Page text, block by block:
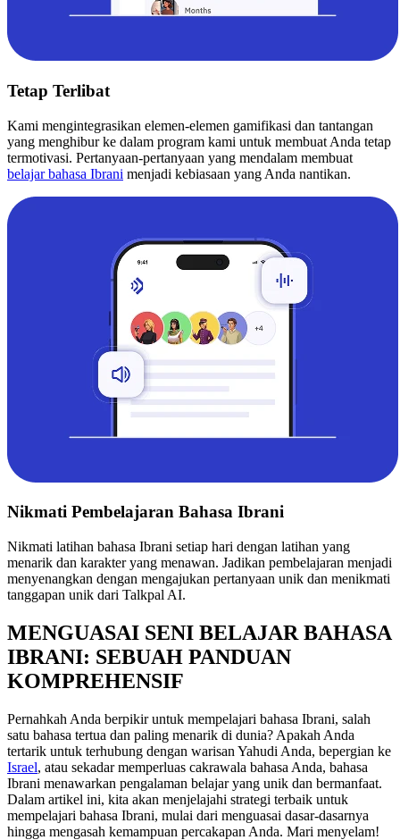
Tetap Terlibat
Kami mengintegrasikan elemen-elemen gamifikasi dan tantangan
yang menghibur ke dalam program kami untuk membuat Anda tetap
termotivasi. Pertanyaan-pertanyaan yang mendalam membuat
belajar bahasa Ibrani menjadi kebiasaan yang Anda nantikan.
Nikmati Pembelajaran Bahasa Ibrani
Nikmati latihan bahasa Ibrani setiap hari dengan latihan yang
menarik dan karakter yang menawan. Jadikan pembelajaran menjadi
menyenangkan dengan mengajukan pertanyaan unik dan menikmati
tanggapan unik dari Talkpal AI.
MENGUASAI SENI BELAJAR BAHASA
IBRANI: SEBUAH PANDUAN
KOMPREHENSIF
Pernahkah Anda berpikir untuk mempelajari bahasa Ibrani, salah
satu bahasa tertua dan paling menarik di dunia? Apakah Anda
tertarik untuk terhubung dengan warisan Yahudi Anda, bepergian ke
Israel, atau sekadar memperluas cakrawala bahasa Anda, bahasa
Ibrani menawarkan pengalaman belajar yang unik dan bermanfaat.
Dalam artikel ini, kita akan menjelajahi strategi terbaik untuk
mempelajari bahasa Ibrani, mulai dari menguasai dasar-dasarnya
hingga mengasah kemampuan percakapan Anda. Mari menyelam!